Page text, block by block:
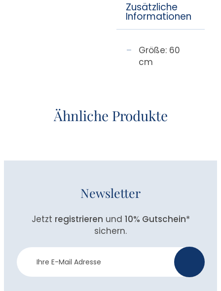
Zusätzliche
Informationen
Größe: 60
cm
Ähnliche Produkte
Newsletter
Jetzt registrieren und 10% Gutschein*
sichern.
Newsletter
Anmeldung